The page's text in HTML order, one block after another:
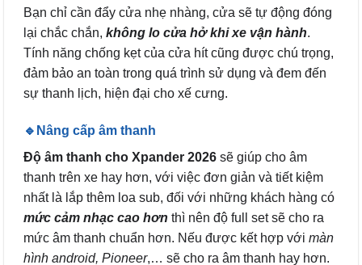
Bạn chỉ cần đẩy cửa nhẹ nhàng, cửa sẽ tự động đóng
lại chắc chắn, không lo cửa hở khi xe vận hành.
Tính năng chống kẹt của cửa hít cũng được chú trọng,
đảm bảo an toàn trong quá trình sử dụng và đem đến
sự thanh lịch, hiện đại cho xế cưng.
🔹Nâng cấp âm thanh
Độ âm thanh cho Xpander 2026 sẽ giúp cho âm
thanh trên xe hay hơn, với việc đơn giản và tiết kiệm
nhất là lắp thêm loa sub, đối với những khách hàng có
mức cảm nhạc cao hơn thì nên độ full set sẽ cho ra
mức âm thanh chuẩn hơn. Nếu được kết hợp với màn
hình android, Pioneer,… sẽ cho ra âm thanh hay hơn.